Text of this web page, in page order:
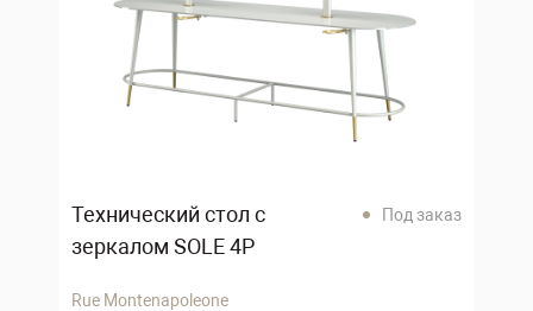
Технический стол с
зеркалом SOLE 4P
Под заказ
Rue Montenapoleone